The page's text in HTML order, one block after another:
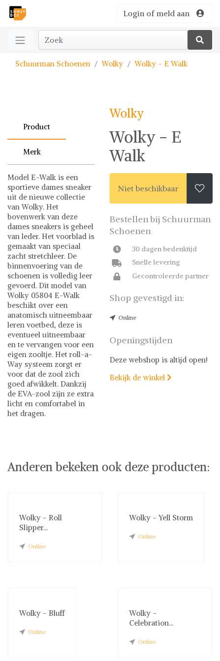
Login of meld aan
Schuurman Schoenen Wolky Wolky - E Walk
Product
Merk
Model E-Walk is een
sportieve dames sneaker
uit de nieuwe collectie
van Wolky. Het
bovenwerk van deze
dames sneakers is geheel
van leder. Het voorblad is
gemaakt van speciaal
zacht stretchleer. De
binnenvoering van de
schoenen is volledig leer
gevoerd. Dit model van
Wolky 05804 E-Walk
beschikt over een
anatomisch uitneembaar
leren voetbed, deze is
eventueel uitneembaar
en te vervangen voor een
eigen zooltje. Het roll-a-
Way systeem zorgt er
voor dat de zool zich
goed afwikkelt. Dankzij
de EVA-zool zijn ze extra
licht en comfortabel in
het dragen.
Wolky
Wolky - E
Walk
Niet beschikbaar 
Bestellen bij Schuurman
Schoenen
30 dagen bedenktijd
Snelle levering
Gecontroleerde partner
Shop gevestigd in:
Online
Openingstijden
Deze webshop is altijd open!
Bekijk de winkel 
Anderen bekeken ook deze producten:
Wolky - Roll
Slipper...
Online
Wolky - Yell Storm
Online
Wolky - Bluff
Online
Wolky -
Celebration...
Online